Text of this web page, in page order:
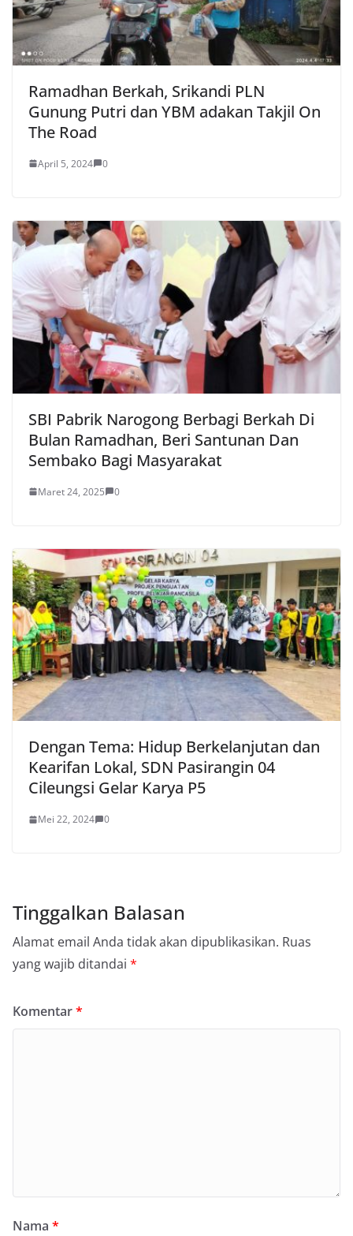
Ramadhan Berkah, Srikandi PLN
Gunung Putri dan YBM adakan Takjil On
The Road
April 5, 2024 0
SBI Pabrik Narogong Berbagi Berkah Di
Bulan Ramadhan, Beri Santunan Dan
Sembako Bagi Masyarakat
Maret 24, 2025 0
Dengan Tema: Hidup Berkelanjutan dan
Kearifan Lokal, SDN Pasirangin 04
Cileungsi Gelar Karya P5
Mei 22, 2024 0
Tinggalkan Balasan
Alamat email Anda tidak akan dipublikasikan. Ruas
yang wajib ditandai *
Komentar*
Nama *